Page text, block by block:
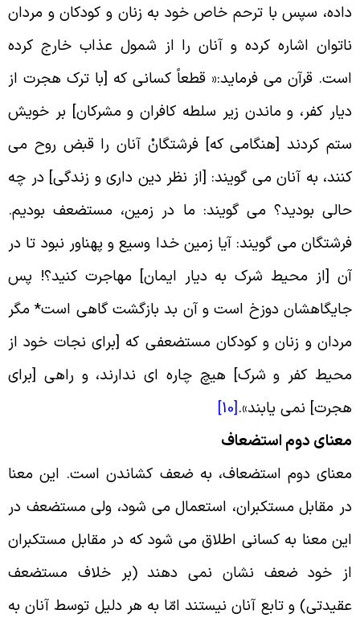
سپس با ترحم خاص خود به زنان و کودکان و مردان
اشاره کرده و آنان را از شمول عذاب خارج کرده
قرآن می فرماید:« قطعاً کسانى که [با ترک هجرت از
کفر، و ماندن زیر سلطه کافران و مشرکان‏] بر خویش
کردند [هنگامى که‏] فرشتگانْ آنان را قبض روح مى
به آنان مى‏ گویند: [از نظر دین‏ دارى و زندگى‏] در چه
بودید؟ مى ‏گویند: ما در زمین، مستضعف بودیم.
مى ‏گویند: آیا زمین خدا وسیع و پهناور نبود تا در
[از محیط شرک به دیار ایمان‏] مهاجرت کنید؟! پس
دوزخ است و آن بد بازگشت گاهى است* مگر
و زنان و کودکان مستضعفى که [براى نجات خود از
کفر و شرک‏] هیچ چاره‏ اى ندارند، و راهى [براى
نمى‏ یابند».
[10]
دوم استضعاف
دوم استضعاف، به ضعف کشاندن است. این معنا
مقابل مستکبران، استعمال می شود، ولی مستضعف در
معنا به کسانی اطلاق می شود که در مقابل مستکبران
خود ضعف نشان نمی دهند (بر خلاف مستضعف
و تابع آنان نیستند امّا به هر دلیل توسط آنان به